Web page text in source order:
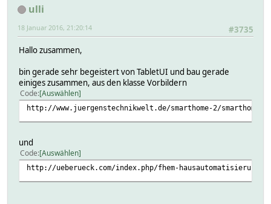
ulli
#3735
18 Januar 2016, 21:20:14
Hallo zusammen,
bin gerade sehr begeistert von TabletUI und bau gerade
einiges zusammen, aus den klasse Vorbildern
Code Auswählen
http://www.juergenstechnikwelt.de/smarthome-2/
und
Code Auswählen
http://ueberueck.com/index.php/fhem-